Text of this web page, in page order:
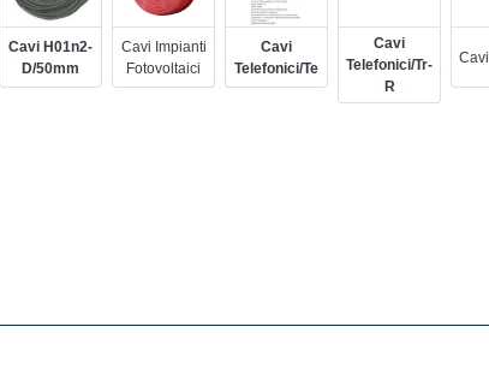
Cavi H01n2-
D/50mm
Cavi Impianti
Fotovoltaici
Cavi
Telefonici/te
Cavi
Telefonici/tr-
R